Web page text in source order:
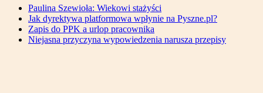
Paulina Szewioła: Wiekowi stażyści
Jak dyrektywa platformowa wpłynie na Pyszne.pl?
Zapis do PPK a urlop pracownika
Niejasna przyczyna wypowiedzenia narusza przepisy